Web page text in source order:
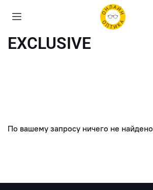
EXCLUSIVE
По вашему запросу ничего не найдено